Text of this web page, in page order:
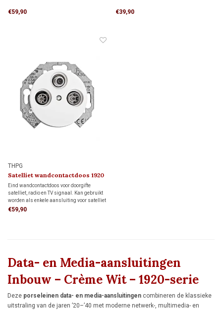
€59,90 €39,90
THPG
Satelliet wandcontactdoos 1920
Eind wandcontactdoos voor doorgifte
satelliet, radio en TV signaal. Kan gebruikt
worden als enkele aansluiting voor satelliet
tuner, maar ook in combinatie met een
€59,90
Data- en Media-aansluitingen
Inbouw – Crème Wit – 1920-serie
Deze porseleinen data- en media-aansluitingen combineren de klassieke
uitstraling van de jaren ’20–’40 met moderne netwerk-, multimedia- en